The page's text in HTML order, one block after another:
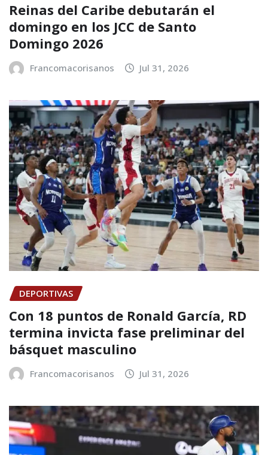
Reinas del Caribe debutarán el
domingo en los JCC de Santo
Domingo 2026
Francomacorisanos Jul 31, 2026
DEPORTIVAS
Con 18 puntos de Ronald García, RD
termina invicta fase preliminar del
básquet masculino
Francomacorisanos Jul 31, 2026